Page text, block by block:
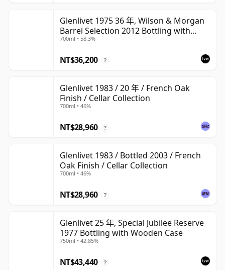
Glenlivet 1975 36 年, Wilson & Morgan
Barrel Selection 2012 Bottling with
Wooden Box
700ml • 58.3%
NT$36,200 ?
Glenlivet 1983 / 20 年 / French Oak
Finish / Cellar Collection
700ml • 46%
NT$28,960 ?
Glenlivet 1983 / Bottled 2003 / French
Oak Finish / Cellar Collection
700ml • 46%
NT$28,960 ?
Glenlivet 25 年, Special Jubilee Reserve
1977 Bottling with Wooden Case
750ml • 42.85%
NT$43,440 ?